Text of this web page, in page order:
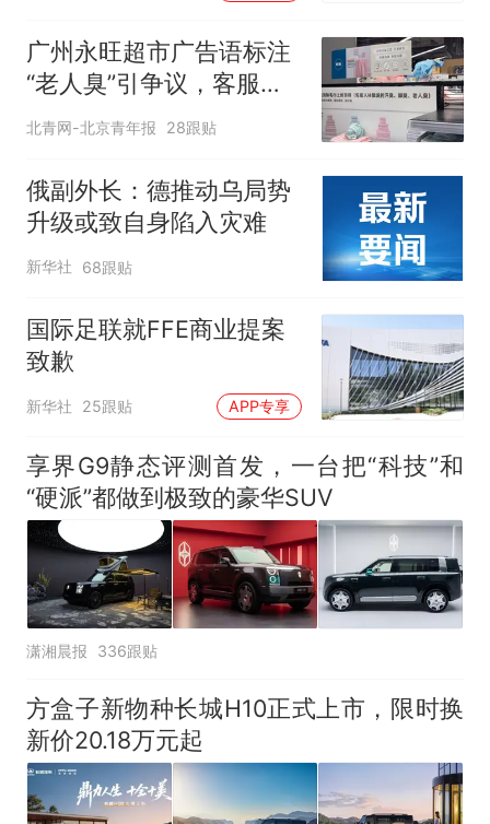
广州永旺超市广告语标注
“老人臭”引争议，客服回
应
北青网-北京青年报 28跟贴
俄副外长：德推动乌局势
升级或致自身陷入灾难
新华社 68跟贴
国际足联就FFE商业提案
致歉
新华社 25跟贴 APP专享
享界G9静态评测首发，一台把“科技”和
“硬派”都做到极致的豪华SUV
潇湘晨报 336跟贴
方盒子新物种长城H10正式上市，限时换
新价20.18万元起